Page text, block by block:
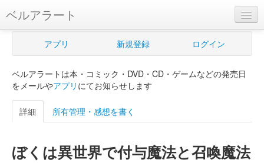
ベルアラート
ベルアラートとは
新規登録
ログイン
購入管理
アプリ 新規登録 ログイン
ベルアラートは本・コミック・DVD・CD・ゲームなどの発売日
をメールやアプリ にてお知らせします
詳細 所有管理・感想を書く
ぼくは異世界で付与魔法と召喚魔法